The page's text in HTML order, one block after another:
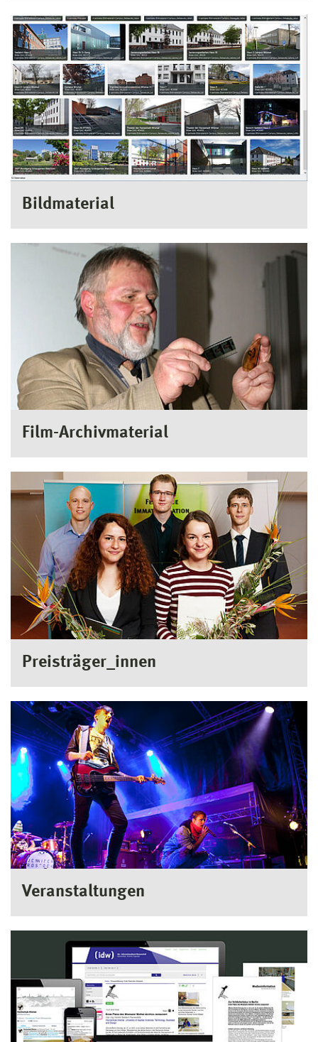
Bildmaterial
Film-Archivmaterial
Preisträger_innen
Veranstaltungen